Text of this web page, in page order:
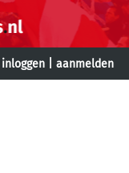
inloggen aanmelden